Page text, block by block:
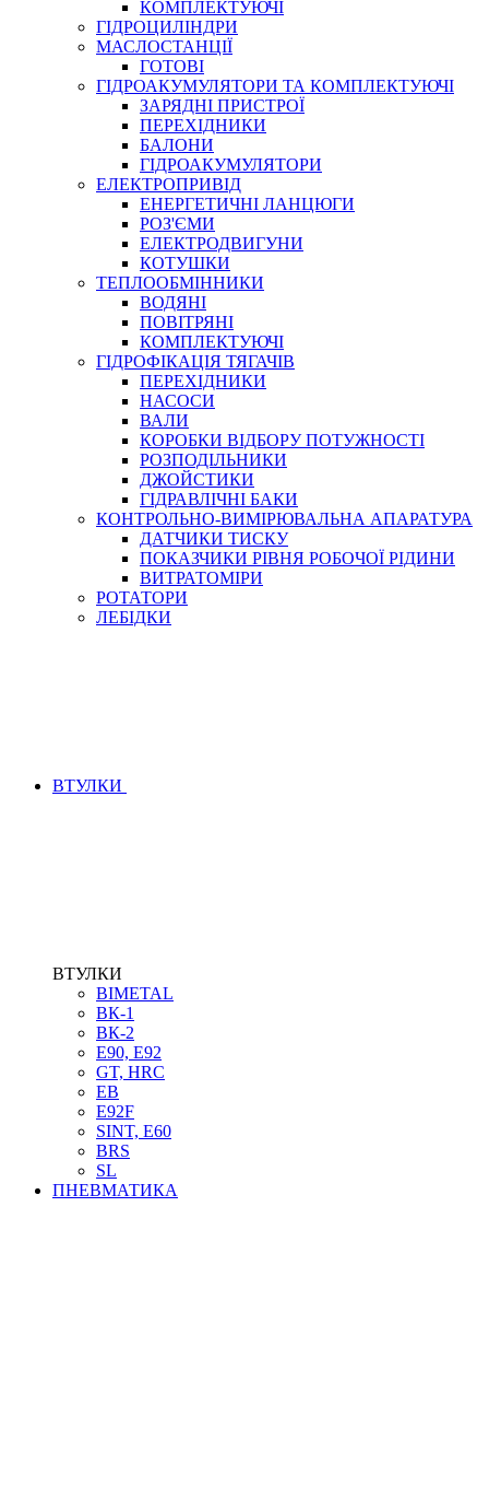
СПЕЦІАЛЬНІ
ГЕРМЕТИКИ
КЛЕЇ, ЦЕМЕНТИ, ЕПОКСИДКИ
РЕМОНТ ГІДРОЦИЛІНДРІВ
БОРЕКС, ЕО
КОМПЛЕКТУЮЧІ
ГІДРОЦИЛІНДРИ
МАСЛОСТАНЦІЇ
ГОТОВІ
ГІДРОАКУМУЛЯТОРИ ТА КОМПЛЕКТУЮЧІ
ЗАРЯДНІ ПРИСТРОЇ
ПЕРЕХІДНИКИ
БАЛОНИ
ГІДРОАКУМУЛЯТОРИ
ЕЛЕКТРОПРИВІД
ЕНЕРГЕТИЧНІ ЛАНЦЮГИ
РОЗ'ЄМИ
ЕЛЕКТРОДВИГУНИ
КОТУШКИ
ТЕПЛООБМІННИКИ
ВОДЯНІ
ПОВІТРЯНІ
КОМПЛЕКТУЮЧІ
ГІДРОФІКАЦІЯ ТЯГАЧІВ
ПЕРЕХІДНИКИ
НАСОСИ
ВАЛИ
КОРОБКИ ВІДБОРУ ПОТУЖНОСТІ
РОЗПОДІЛЬНИКИ
ДЖОЙСТИКИ
ГІДРАВЛІЧНІ БАКИ
КОНТРОЛЬНО-ВИМІРЮВАЛЬНА АПАРАТУРА
ДАТЧИКИ ТИСКУ
ПОКАЗЧИКИ РІВНЯ РОБОЧОЇ РІДИНИ
ВИТРАТОМІРИ
РОТАТОРИ
ЛЕБІДКИ
ВТУЛКИ
ВТУЛКИ
BIMETAL
ВК-1
ВК-2
Е90, E92
GT, HRC
EB
Е92F
SINT, E60
BRS
SL
ПНЕВМАТИКА